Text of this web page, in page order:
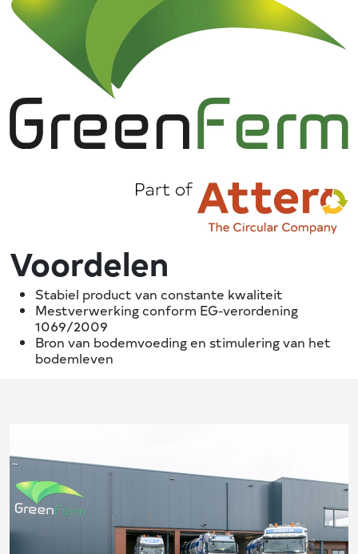
Voordelen
Stabiel product van constante kwaliteit
Mestverwerking conform EG-verordening
1069/2009
Bron van bodemvoeding en stimulering van het
bodemleven